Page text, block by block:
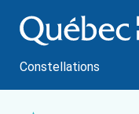
au
contenu
Constellations